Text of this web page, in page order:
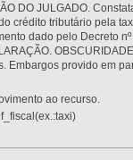
DO JULGADO.
crédito tributário pela
dado pelo Decreto
Embargos provido em
ao recurso.